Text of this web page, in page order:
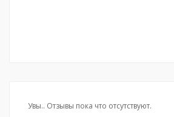
Увы.. Отзывы пока что отсутствуют.